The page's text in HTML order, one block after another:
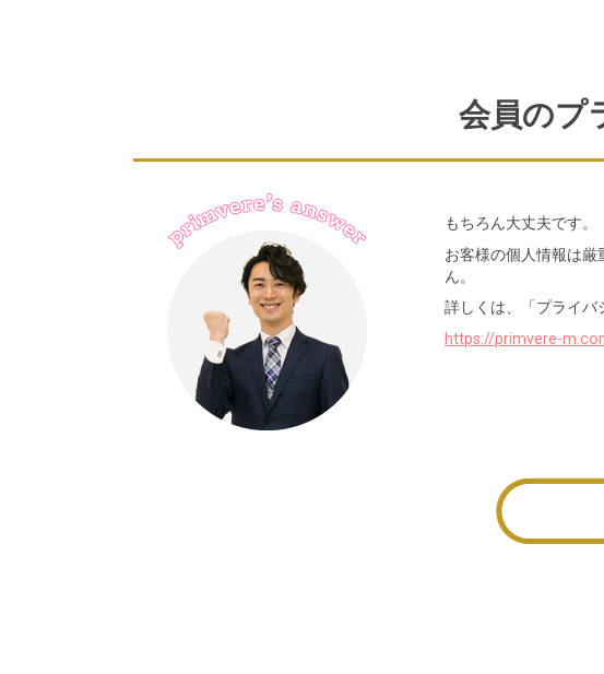
会員のプ
もちろん大丈夫です。
お客様の個人情報は
ん。
詳しくは、「プライバ
https://primvere-